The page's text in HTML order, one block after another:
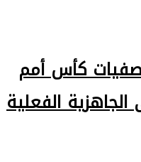
كأس أمم
الفعلية